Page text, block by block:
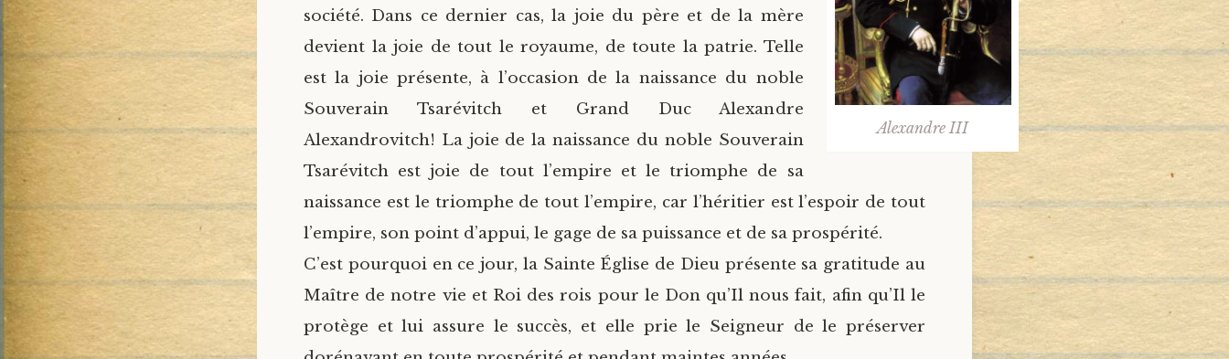
Alexandre III
société. Dans ce dernier cas, la joie du père et de la mère
devient la joie de tout le royaume, de toute la patrie. Telle
est la joie présente, à l’occasion de la naissance du noble
Souverain Tsarévitch et Grand Duc Alexandre
Alexandrovitch! La joie de la naissance du noble Souverain
Tsarévitch est joie de tout l’empire et le triomphe de sa
naissance est le triomphe de tout l’empire, car l’héritier est l’espoir de tout
l’empire, son point d’appui, le gage de sa puissance et de sa prospérité.
C’est pourquoi en ce jour, la Sainte Église de Dieu présente sa gratitude au
Maître de notre vie et Roi des rois pour le Don qu’Il nous fait, afin qu’Il le
protège et lui assure le succès, et elle prie le Seigneur de le préserver